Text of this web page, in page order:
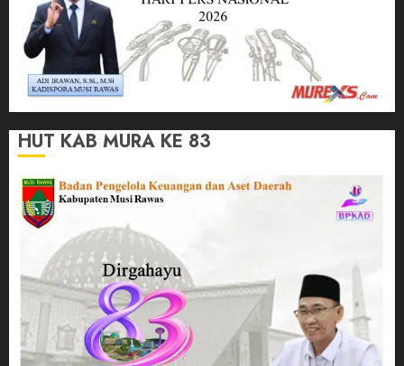
HUT KAB MURA KE 83